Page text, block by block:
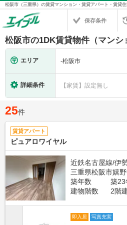
保存条件
松阪市の1DK賃貸物件（マンシ
エリア -松阪市
詳細条件 【家賃】設定無し
25件
賃貸アパート
ピュアロワイヤル
近鉄名古屋線/伊
三重県松阪市嬉
築年数
築23
建物階数
2階
即入居 写真充実